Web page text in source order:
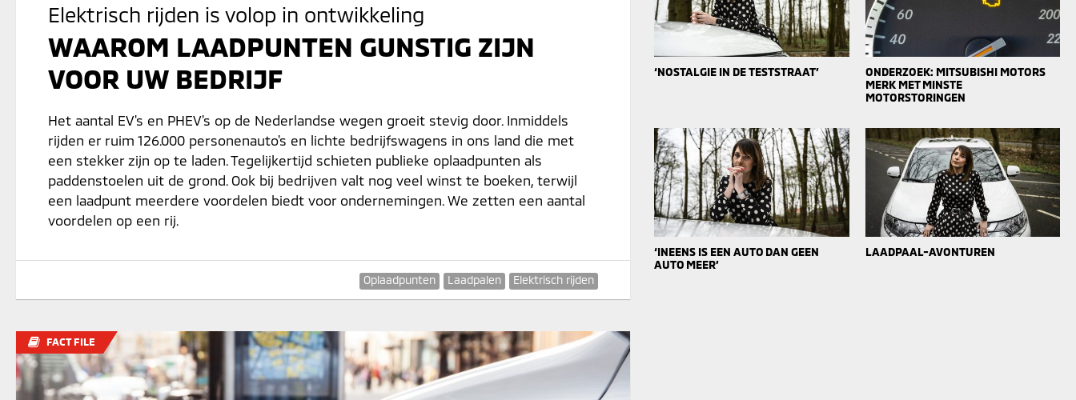
Elektrisch rijden is volop in ontwikkeling
WAAROM LAADPUNTEN GUNSTIG ZIJN
VOOR UW BEDRIJF
Het aantal EV's en PHEV's op de Nederlandse wegen groeit stevig door. Inmiddels
rijden er ruim 126.000 personenauto's en lichte bedrijfswagens in ons land die met
een stekker zijn op te laden. Tegelijkertijd schieten publieke oplaadpunten als
paddenstoelen uit de grond. Ook bij bedrijven valt nog veel winst te boeken, terwijl
een laadpunt meerdere voordelen biedt voor ondernemingen. We zetten een aantal
voordelen op een rij.
Elektrisch rijden
Laadpalen
Oplaadpunten
FACT FILE
‘NOSTALGIE IN DE TESTSTRAAT’
ONDERZOEK: MITSUBISHI MOTORS
MERK MET MINSTE
MOTORSTORINGEN
‘INEENS IS EEN AUTO DAN GEEN
AUTO MEER’
LAADPAAL-AVONTUREN